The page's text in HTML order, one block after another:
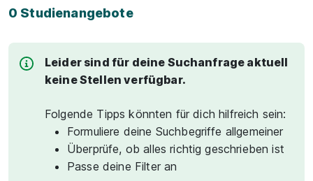
0 Studienangebote
Leider sind für deine Suchanfrage aktuell
keine Stellen verfügbar.
Folgende Tipps könnten für dich hilfreich sein:
Formuliere deine Suchbegriffe allgemeiner
Überprüfe, ob alles richtig geschrieben ist
Passe deine Filter an